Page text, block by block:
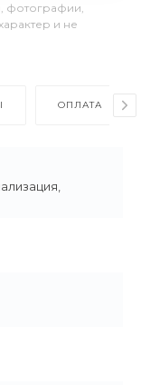
фотографии,
и не
ОПЛАТА